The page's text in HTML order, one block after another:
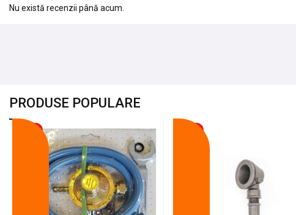
Nu există recenzii până acum.
PRODUSE POPULARE